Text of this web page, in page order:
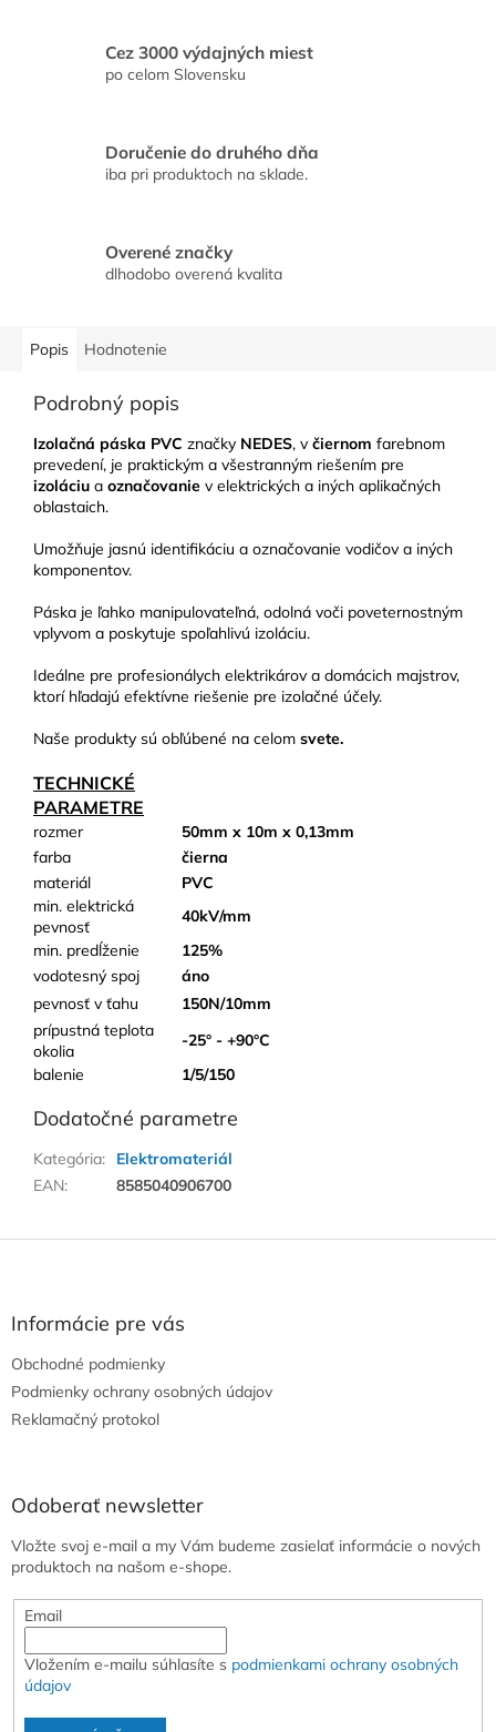
Cez 3000 výdajných miest
po celom Slovensku
Doručenie do druhého dňa
iba pri produktoch na sklade.
Overené značky
dlhodobo overená kvalita
Popis Hodnotenie
Podrobný popis
Izolačná páska PVC značky NEDES, v čiernom farebnom
prevedení, je praktickým a všestranným riešením pre
izoláciu a označovanie v elektrických a iných aplikačných
oblastaich.
Umožňuje jasnú identifikáciu a označovanie vodičov a iných
komponentov.
Páska je ľahko manipulovateľná, odolná voči poveternostným
vplyvom a poskytuje spoľahlivú izoláciu.
Ideálne pre profesionálych elektrikárov a domácich majstrov,
ktorí hľadajú efektívne riešenie pre izolačné účely.
Naše produkty sú obľúbené na celom svete.
TECHNICKÉ
PARAMETRE
rozmer
50mm x 10m x 0,13mm
farba
čierna
materiál
PVC
min. elektrická
pevnosť
40kV/mm
min. predĺženie
125%
vodotesný spoj
áno
pevnosť v ťahu
150N/10mm
prípustná teplota
okolia
-25° - +90°C
balenie
1/5/150
Dodatočné parametre
Kategória:
Elektromateriál
EAN: 8585040906700
Informácie pre vás
Obchodné podmienky
Podmienky ochrany osobných údajov
Reklamačný protokol
Odoberať newsletter
Vložte svoj e-mail a my Vám budeme zasielať informácie o nových
produktoch na našom e-shope.
Email
Vložením e-mailu súhlasíte s podmienkami ochrany osobných
údajov